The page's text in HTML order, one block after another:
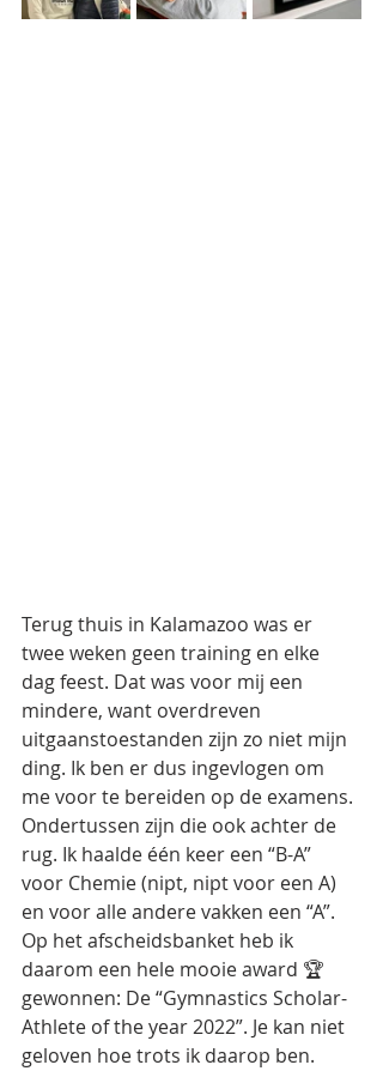
Terug thuis in Kalamazoo was er
twee weken geen training en elke
dag feest. Dat was voor mij een
mindere, want overdreven
uitgaanstoestanden zijn zo niet mijn
ding. Ik ben er dus ingevlogen om
me voor te bereiden op de examens.
Ondertussen zijn die ook achter de
rug. Ik haalde één keer een “B-A”
voor Chemie (nipt, nipt voor een A)
en voor alle andere vakken een “A”.
Op het afscheidsbanket heb ik
daarom een hele mooie award 🏆
gewonnen: De “Gymnastics Scholar-
Athlete of the year 2022”. Je kan niet
geloven hoe trots ik daarop ben.